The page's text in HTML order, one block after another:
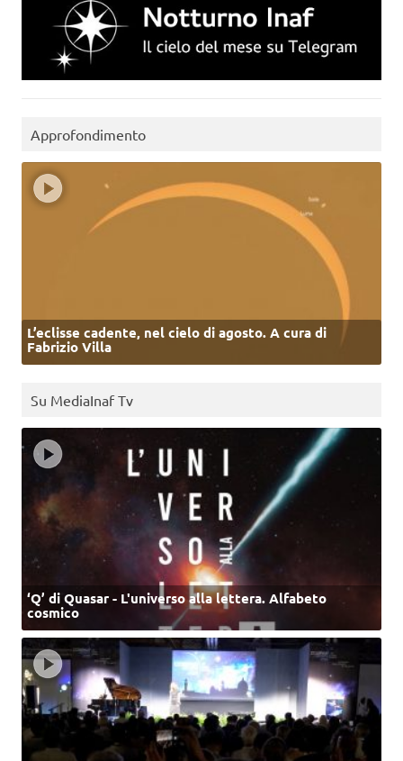
Approfondimento
L’eclisse cadente, nel cielo di agosto. A cura di
Fabrizio Villa
Su MediaInaf Tv
‘Q’ di Quasar - L'universo alla lettera. Alfabeto
cosmico